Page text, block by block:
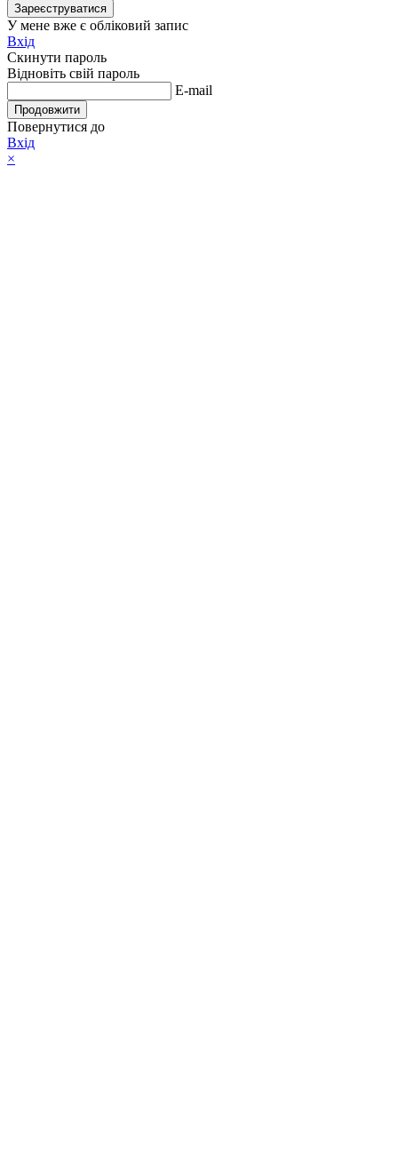
Зареєструватися
У мене вже є обліковий запис
Вхід
Скинути пароль
Відновіть свій пароль
E-mail
Продовжити
Повернутися до
Вхід
×